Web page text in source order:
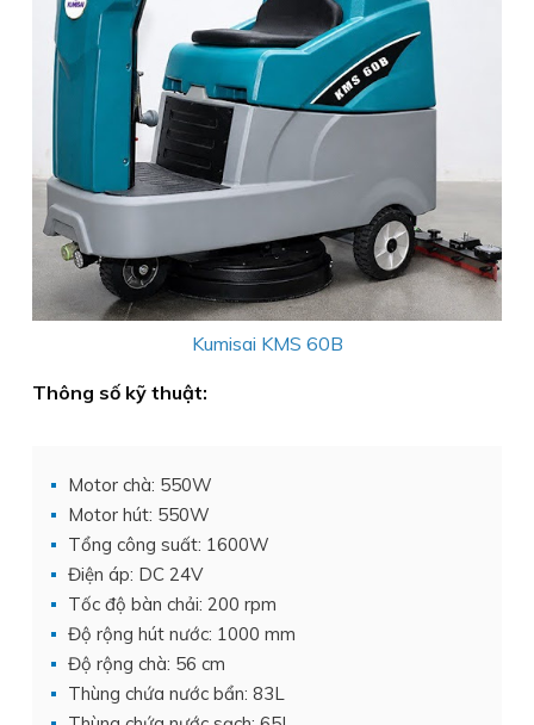
Kumisai KMS 60B
Thông số kỹ thuật:
Motor chà: 550W
Motor hút: 550W
Tổng công suất: 1600W
Điện áp: DC 24V
Tốc độ bàn chải: 200 rpm
Độ rộng hút nước: 1000 mm
Độ rộng chà: 56 cm
Thùng chứa nước bẩn: 83L